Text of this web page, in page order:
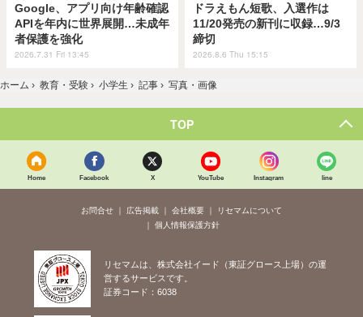
Google、アプリ向け年齢確認
APIを年内に世界展開…未成年
者保護を強化
2026.7.31 Fri 13:45
ドラえもん短歌、入選作は
11/20発売の新刊に収録…9/3
締切
2026.8.6 Thu 15:15
ホーム › 教育・受験 › 小学生 › 記事 › 写真・画像
TOP
Home Facebook X YouTube Instagram line
お問合せ 広告掲載 会社概要
リセマムについて
個人情報保護方針
リセマムは、株式会社イード（東証グロース上場）の運
営するサービスです。
証券コード：6038